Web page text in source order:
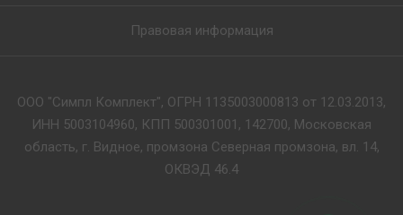
Правовая информация
ООО "Симпл Комплект", ОГРН 1135003000813 от 12.03.2013,
ИНН 5003104960, КПП 500301001, 142700, Московская
область, г. Видное, промзона Северная промзона, вл. 14,
ОКВЭД 46.4